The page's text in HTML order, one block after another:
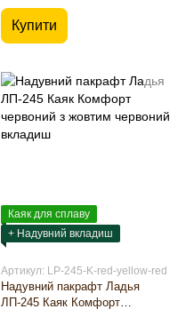
Купити
Каяк для сплаву
+ Надувний вкладиш
Артикул: LP-245-K-red-yellow-red
Надувний пакрафт Ладья
ЛП-245 Каяк Комфорт